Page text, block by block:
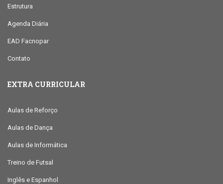
Estrutura
Agenda Diária
EAD Facnopar
Contato
EXTRA CURRICULAR
Aulas de Reforço
Aulas de Dança
Aulas de Informática
Treino de Futsal
Inglês e Espanhol